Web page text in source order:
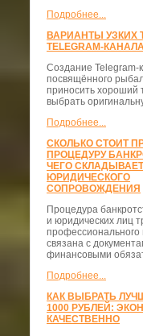
Подробнее...
ВАРИАНТЫ УЗКИХ
TELEGRAM-
Создание Telegram-
посвящённого
приносить хороший
выбрать
Подробнее...
СКОЛЬКО СТОИТ
ПРОЦЕДУРУ
ЧЕГО
ЮРИДИЧЕСКОГО
СОПРОВОЖДЕНИЯ
Процедура
и юридических лиц
профессионального
связана с
финансовыми
Подробнее...
КАК ВЫБРАТЬ
1000 РУБЛЕЙ:
КАЧЕСТВЕННО